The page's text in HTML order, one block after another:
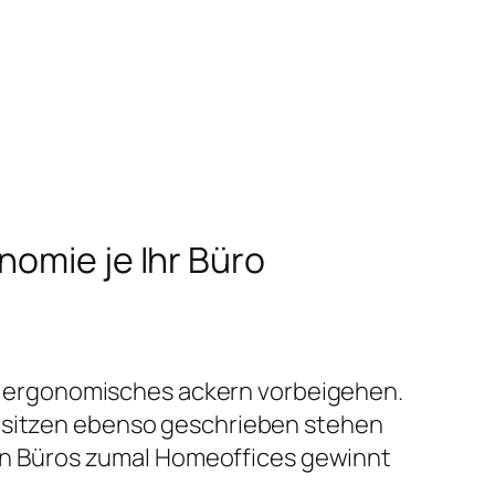
je Ihr Büro
ackern vorbeigehen.
ebenso geschrieben stehen
Büros zumal Homeoffices gewinnt